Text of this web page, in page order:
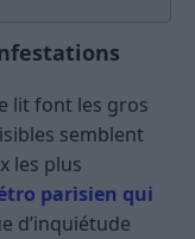
lit font les gros
semblent
les plus
parisien qui
d’inquiétude